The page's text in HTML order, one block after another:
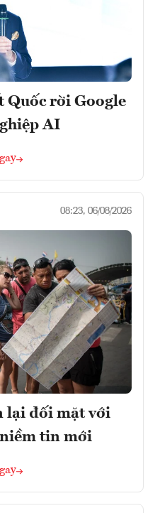
Quốc rời Google
AI
08:23, 06/08/2026
lại đối mặt với
tin mới